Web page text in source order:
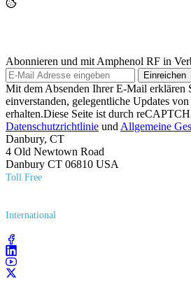
Abonnieren und mit Amphenol RF in
Einreichen
Mit dem Absenden Ihrer E-Mail erklären
einverstanden, gelegentliche Updates
erhalten.Diese Seite ist durch
Datenschutzrichtlinie und Allgemeine
Danbury, CT
4 Old Newtown Road
Danbury CT 06810 USA
Toll Free
International